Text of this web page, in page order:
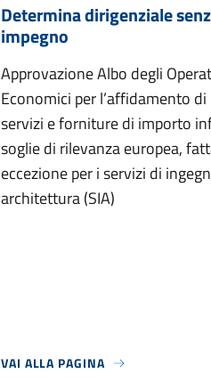
Determina dirigenziale
impegno
Approvazione Albo degli
Economici per l’affidamento
servizi e forniture di importo
soglie di rilevanza europea,
eccezione per i servizi di
architettura (SIA)
VAI ALLA PAGINA